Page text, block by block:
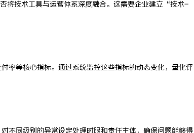
将技术工具与运营体系深度融合。这需要企业建立“技术-
率等核心指标。通过系统监控这些指标的动态变化，量化评
不同级别的异常设定处理时限和责任主体，确保问题能够得